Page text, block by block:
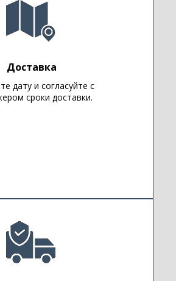
Доставка
дату и согласуйте с
сроки доставки.